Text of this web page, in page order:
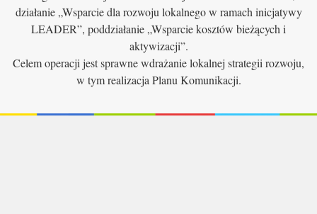
działanie „Wsparcie dla rozwoju lokalnego w ramach inicjatywy
LEADER”, poddziałanie „Wsparcie kosztów bieżących i
aktywizacji”.
Celem operacji jest sprawne wdrażanie lokalnej strategii rozwoju,
w tym realizacja Planu Komunikacji.